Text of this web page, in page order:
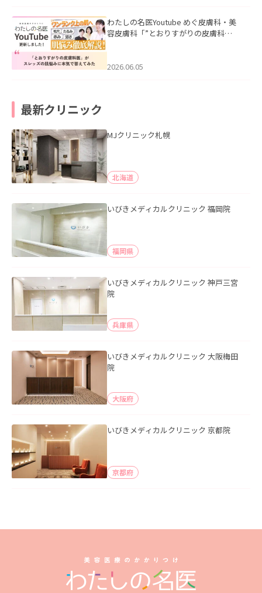
わたしの名医Youtube めぐ皮膚科・美
容皮膚科「”とおりすがりの皮膚科
2026.06.05
最新クリニック
MJクリニック札幌
北海道
いびきメディカルクリニック 福岡院
福岡県
いびきメディカルクリニック 神戸三宮
院
兵庫県
いびきメディカルクリニック 大阪梅田
院
大阪府
いびきメディカルクリニック 京都院
京都府